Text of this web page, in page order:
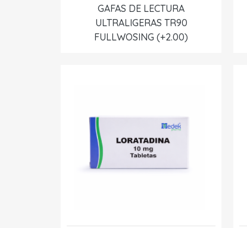
GAFAS DE LECTURA
ULTRALIGERAS TR90
FULLWOSING (+2.00)